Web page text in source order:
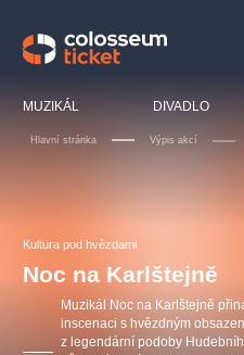
MUZIKÁL DIVADLO
Hlavní stránka Výpis akcí
Kultura pod hvězdami
Noc na Karlštejně
Muzikál Noc na Karlštejně
inscenaci s hvězdným
z legendární podoby
OBYČEJNÁ HOLKA
Agentura 44, s.r.o.
s.r.o.